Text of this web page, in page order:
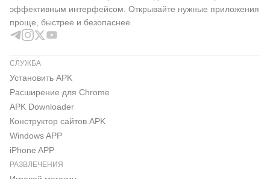
эффективным интерфейсом. Открывайте нужные приложения
проще, быстрее и безопаснее.
СЛУЖБА
Установить APK
Расширение для Chrome
APK Downloader
Конструктор сайтов APK
Windows APP
iPhone APP
РАЗВЛЕЧЕНИЯ